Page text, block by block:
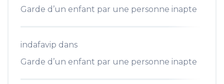
Garde d’un enfant par une personne inapte
indafavip dans
Garde d’un enfant par une personne inapte